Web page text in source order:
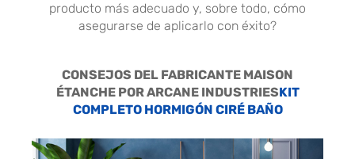
producto más adecuado y, sobre todo, cómo
asegurarse de aplicarlo con éxito?
CONSEJOS DEL FABRICANTE MAISON
ÉTANCHE POR ARCANE INDUSTRIESKIT
COMPLETO HORMIGÓN CIRÉ BAÑO